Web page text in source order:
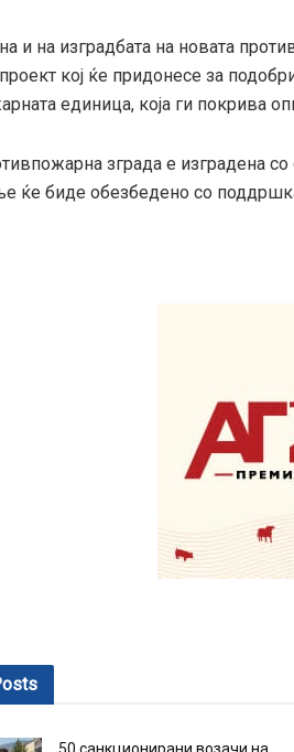
и на изградбата на новата
кој ќе придонесе за
единица, која ги покрива
зграда е изградена
ќе биде обезбедено со